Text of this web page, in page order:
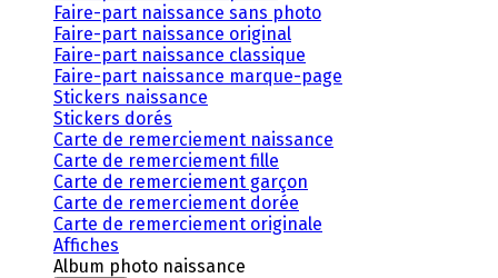
Faire-part naissance sans photo
Faire-part naissance original
Faire-part naissance classique
Faire-part naissance marque-page
Stickers naissance
Stickers dorés
Carte de remerciement naissance
Carte de remerciement fille
Carte de remerciement garçon
Carte de remerciement dorée
Carte de remerciement originale
Affiches
Album photo naissance